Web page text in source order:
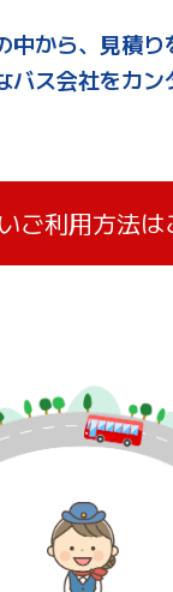
中から、見積
バス会社をカン
ご利用方法は